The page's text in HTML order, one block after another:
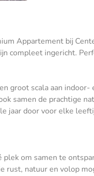
Appartement bij
compleet ingericht.
groot scala aan
samen de prachtige
jaar door voor elke
plek om samen te
rust, natuur en volop